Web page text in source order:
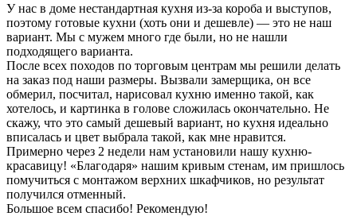
У нас в доме нестандартная кухня из-за короба и выступов,
поэтому готовые кухни (хоть они и дешевле) — это не наш
вариант. Мы с мужем много где были, но не нашли
подходящего варианта.
После всех походов по торговым центрам мы решили делать
на заказ под наши размеры. Вызвали замерщика, он все
обмерил, посчитал, нарисовал кухню именно такой, как
хотелось, и картинка в голове сложилась окончательно. Не
скажу, что это самый дешевый вариант, но кухня идеально
вписалась и цвет выбрала такой, как мне нравится.
Примерно через 2 недели нам установили нашу кухню-
красавицу! «Благодаря» нашим кривым стенам, им пришлось
помучиться с монтажом верхних шкафчиков, но результат
получился отменный.
Большое всем спасибо! Рекомендую!